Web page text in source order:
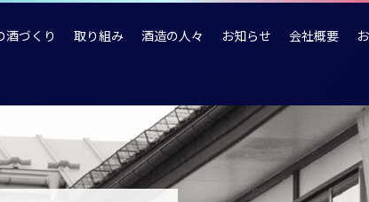
酒づくり 取り組み 酒造の人々 お知らせ 会社概要